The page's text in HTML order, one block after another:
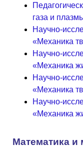
газа и
Научно-
«Механика
Научно-
«Механика
Научно-
«Механика
Научно-
«Механика
Математика и